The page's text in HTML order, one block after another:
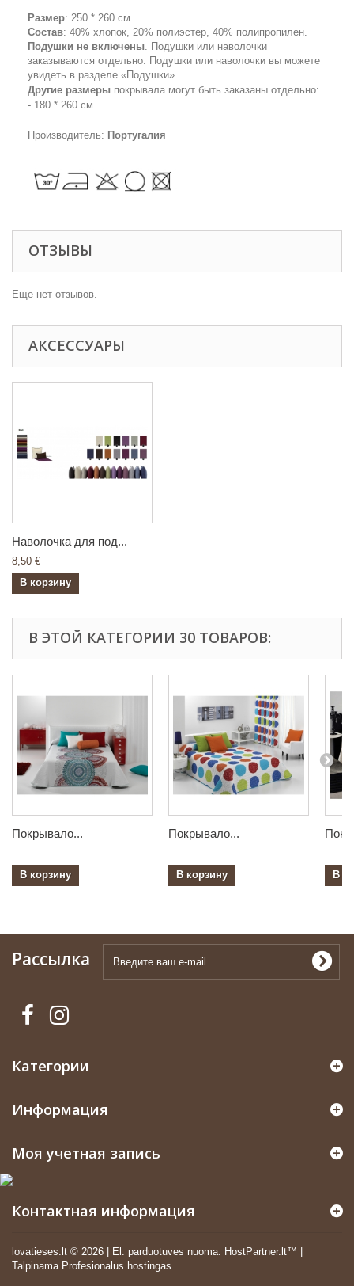
Размер: 250 * 260 см.
Состав: 40% хлопок, 20% полиэстер, 40% полипропилен.
Подушки не включены. Подушки или наволочки
заказываются отдельно. Подушки или наволочки вы можете
увидеть в разделе «Подушки».
Другие размеры покрывала могут быть заказаны отдельно:
- 180 * 260 см
Производитель: Португалия
ОТЗЫВЫ
Еще нет отзывов.
АКСЕССУАРЫ
Наволочка для под...
8,50 €
В корзину
В ЭТОЙ КАТЕГОРИИ 30 ТОВАРОВ:
Покрывало...
В корзину
Покрывало...
В корзину В
Рассылка
Категории
Информация
lovatieses.lt © 2026 El. parduotuves nuoma: HostPartner.lt™
Talpinama Profesionalus hostingas
Моя учетная запись
Контактная информация